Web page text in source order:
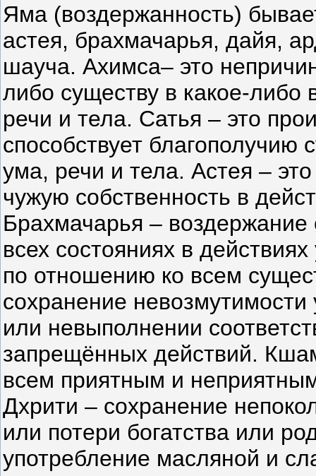
Яма (воздержанность)
астея, брахмачарья, дайя,
шауча. Ахимса– это
либо существу в какое-либо
речи и тела. Сатья – это
способствует благополучию
ума, речи и тела. Астея –
чужую собственность в
Брахмачарья – воздержание
всех состояниях в
по отношению ко всем
сохранение
или невыполнении
запрещённых действий.
всем приятным и
Дхрити – сохранение
или потери богатства или
употребление масляной и